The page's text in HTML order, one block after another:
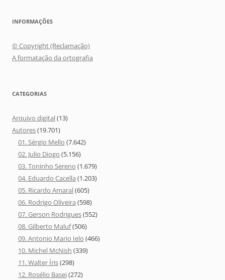
INFORMAÇÕES
© Copyright (Reclamação)
A formatação da ortografia
CATEGORIAS
Arquivo digital(13)
Autores(19.701)
01. Sérgio Mello (7.642)
02. Julio Diogo (5.156)
03. Toninho Sereno (1.679)
04. Eduardo Cacella (1.203)
05. Ricardo Amaral(605)
06. Rodrigo Oliveira (598)
07. Gerson Rodrigues(552)
08. Gilberto Maluf(506)
09. Antonio Mario Ielo (466)
10. Michel McNish (339)
11. Walter Íris(298)
12. Rosélio Basei(272)